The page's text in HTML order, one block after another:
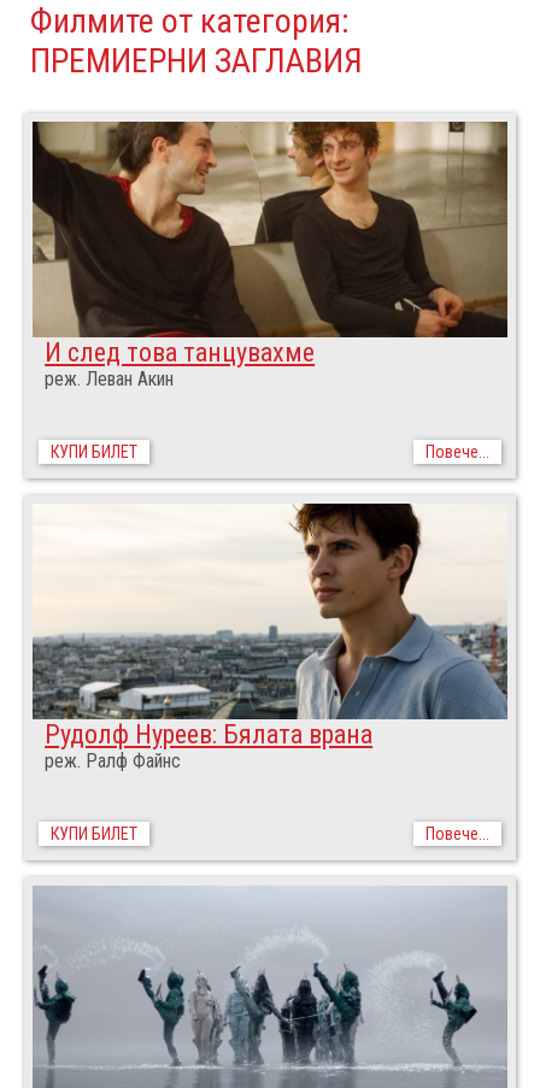
Филмите от категория:
ПРЕМИЕРНИ ЗАГЛАВИЯ
КУПИ БИЛЕТ Повече...
И след това танцувахме
реж. Леван Акин
КУПИ БИЛЕТ Повече...
Рудолф Нуреев: Бялата врана
реж. Ралф Файнс